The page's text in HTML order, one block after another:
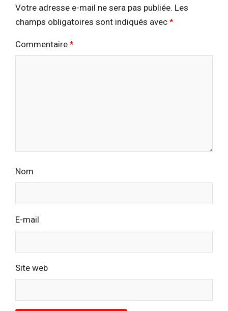
Votre adresse e-mail ne sera pas publiée. Les
champs obligatoires sont indiqués avec *
Commentaire *
Nom
E-mail
Site web